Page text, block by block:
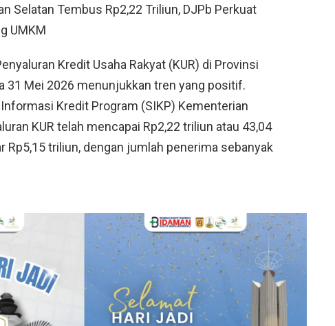
Selatan Tembus Rp2,22 Triliun, DJPb Perkuat
UMKM
Kredit Usaha Rakyat (KUR) di Provinsi
31 Mei 2026 menunjukkan tren yang positif.
Kredit Program (SIKP) Kementerian
KUR telah mencapai Rp2,22 triliun atau 43,04
Rp5,15 triliun, dengan jumlah penerima sebanyak